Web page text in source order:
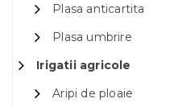
Plasa anticartita
Plasa umbrire
Irigatii agricole
Aripi de ploaie